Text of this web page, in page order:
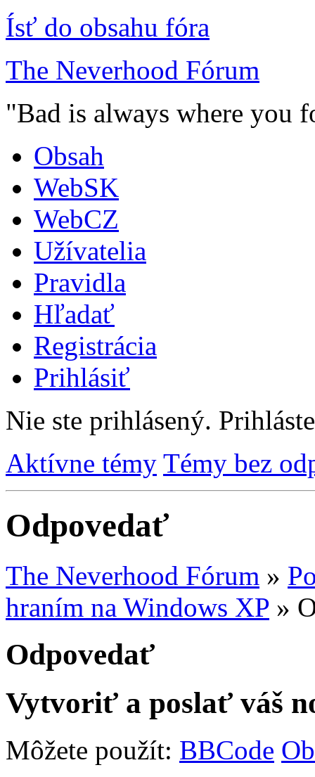
Ísť do obsahu fóra
The Neverhood Fórum
"Bad is always where you
Obsah
WebSK
WebCZ
Užívatelia
Pravidla
Hľadať
Registrácia
Prihlásiť
Nie ste prihlásený.
Aktívne témy Témy bez
Odpovedať
The Neverhood Fórum »
hraním na Windows XP »
Odpovedať
Vytvoriť a poslať váš
Môžete použít: BBCode